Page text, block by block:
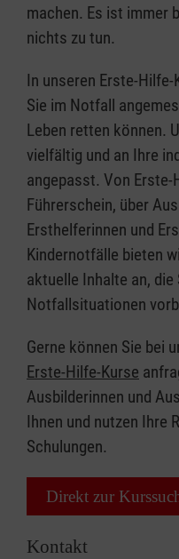
machen. Es ist immer
nichts zu tun.
In unseren Erste-Hilfe-
Sie im Notfall
Leben retten können.
vielfältig und an Ihre
angepasst. Von
Führerschein, über
Ersthelferinnen und
Kindernotfälle bieten
aktuelle Inhalte an,
Notfallsituationen
Gerne können Sie bei
Erste-Hilfe-Kurse
Ausbilderinnen und
Ihnen und nutzen Ihre
Schulungen.
Direkt zur
Kontakt